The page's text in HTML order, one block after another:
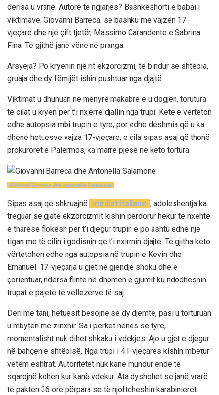
derisa u vranë. Autorë të ngjarjes? Bashkëshorti e babai i
viktimave, Giovanni Barreca, së bashku me vajzën 17-
vjeçare dhe një çift tjetër, Massimo Carandente e Sabrina
Fina. Të gjithë janë vënë në pranga.
Arsyeja? Po kryenin një rit ekzorcizmi, të bindur se shtëpia,
gruaja dhe dy fëmijët ishin pushtuar nga djajtë.
Viktimat u dhunuan në mënyrë makabre e u dogjën, torutura
të cilat u kryen për t’i nxjerrë djallin nga trupi. Këtë e vërteton
edhe autopsia mbi trupin e tyre, por edhe dëshmia që u ka
dhënë hetuesve vajza 17-vjeçare, e cila sipas asaj që thonë
prokurorët e Palermos, ka marrë pjesë në këto tortura.
Giovanni Barreca dhe Antonella Salamone
Sipas asaj që shkruajnë mediat italiane , adoleshentja ka
treguar se gjatë ekzorcizmit kishin përdorur hekur të nxehtë
e tharëse flokësh për t’i djegur trupin e po ashtu edhe një
tigan me të cilin i godisnin që t’i nxirrnin djajtë. Të gjitha këto
vërtetohen edhe nga autopsia në trupin e Kevin dhe
Emanuel. 17-vjeçarja u gjet në gjendje shoku dhe e
çorientuar, ndërsa flinte në dhomën e gjumit ku ndodheshin
trupat e pajetë të vëllezërve të saj.
Deri më tani, hetuesit besojnë se dy djemtë, pasi u torturuan
u mbytën me zinxhir. Sa i përket nënës së tyre,
momentalisht nuk dihet shkaku i vdekjes. Ajo u gjet e djegur
në bahçen e shtëpisë. Nga trupi i 41-vjeçares kishin mbetur
vetëm eshtrat. Autoritetet nuk kanë mundur ende të
sqarojnë kohën kur kanë vdekur. Ata dyshohet se janë vrarë
të paktën 36 orë përpara se të njoftoheshin karabinierët,